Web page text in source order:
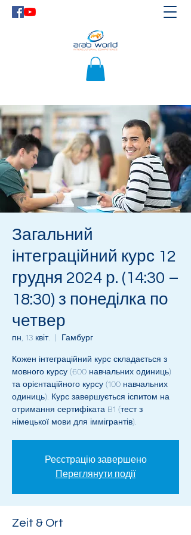
Загальний
інтеграційний курс 12
грудня 2024 р. (14:30 –
18:30) з понеділка по
четвер
пн, 13 квіт.
  |
Гамбург
Кожен інтеграційний курс складається з
мовного курсу (600 навчальних одиниць)
та орієнтаційного курсу (100 навчальних
одиниць). Курс завершується іспитом на
отримання сертифіката B1 (тест з
німецької мови для іммігрантів).
Реєстрацію завершено
Переглянути події
Zeit & Ort